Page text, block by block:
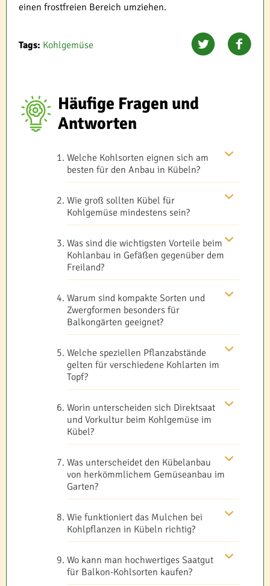
einen frostfreien Bereich umziehen.
Tags: Kohlgemüse
Häufige Fragen und
Antworten
Welche Kohlsorten eignen sich am
besten für den Anbau in Kübeln?
Wie groß sollten Kübel für
Kohlgemüse mindestens sein?
Was sind die wichtigsten Vorteile beim
Kohlanbau in Gefäßen gegenüber dem
Freiland?
Warum sind kompakte Sorten und
Zwergformen besonders für
Balkongärten geeignet?
Welche speziellen Pflanzabstände
gelten für verschiedene Kohlarten im
Topf?
Worin unterscheiden sich Direktsaat
und Vorkultur beim Kohlgemüse im
Kübel?
Was unterscheidet den Kübelanbau
von herkömmlichem Gemüseanbau im
Garten?
Wie funktioniert das Mulchen bei
Kohlpflanzen in Kübeln richtig?
Wo kann man hochwertiges Saatgut
für Balkon-Kohlsorten kaufen?